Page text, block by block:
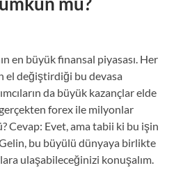
en büyük finansal piyasası. Her
el değiştirdiği bu devasa
da büyük kazançlar elde
forex ile milyonlar
Cevap: Evet, ama tabii ki bu işin
bu büyülü dünyaya birlikte
ulaşabileceğinizi konuşalım.